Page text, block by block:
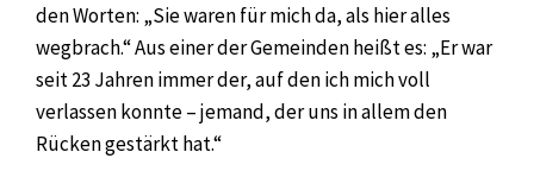
den Worten: „Sie waren für mich da, als hier alles
wegbrach.“ Aus einer der Gemeinden heißt es: „Er war
seit 23 Jahren immer der, auf den ich mich voll
verlassen konnte – jemand, der uns in allem den
Rücken gestärkt hat.“